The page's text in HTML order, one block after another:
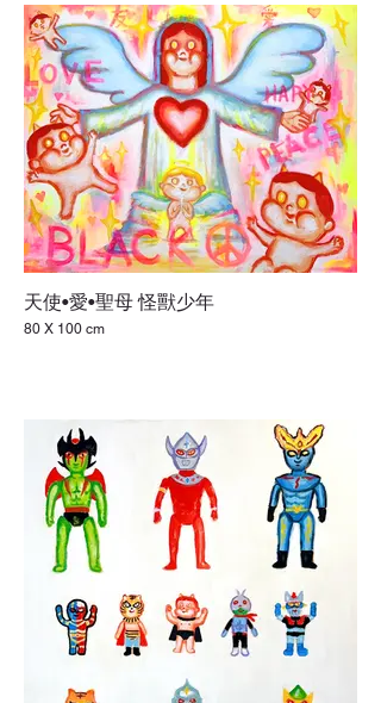
天使•愛•聖母 怪獸少年
80 X 100 cm